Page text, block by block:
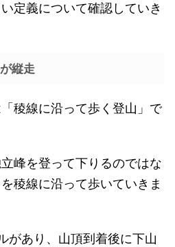
定義について確認していき
縦走
稜線に沿って歩く登山」で
峰を登って下りるのではな
稜線に沿って歩いていきま
があり、山頂到着後に下山